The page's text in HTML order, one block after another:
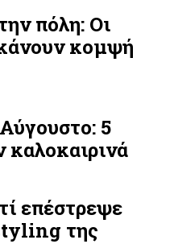
πόλη: Οι
κομψή
5
επέστρεψε
της